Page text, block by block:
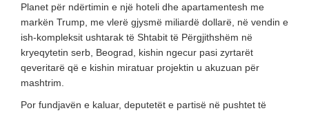
Planet për ndërtimin e një hoteli dhe apartamentesh me
markën Trump, me vlerë gjysmë miliardë dollarë, në vendin e
ish-kompleksit ushtarak të Shtabit të Përgjithshëm në
kryeqytetin serb, Beograd, kishin ngecur pasi zyrtarët
qeveritarë që e kishin miratuar projektin u akuzuan për
mashtrim.
Por fundjavën e kaluar, deputetët e partisë në pushtet të